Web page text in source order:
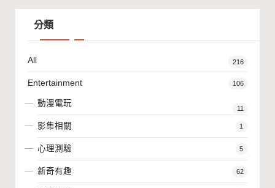
分類
All 216
Entertainment 106
動漫電玩
11
影集相關 1
心理測驗 5
新奇有趣 62